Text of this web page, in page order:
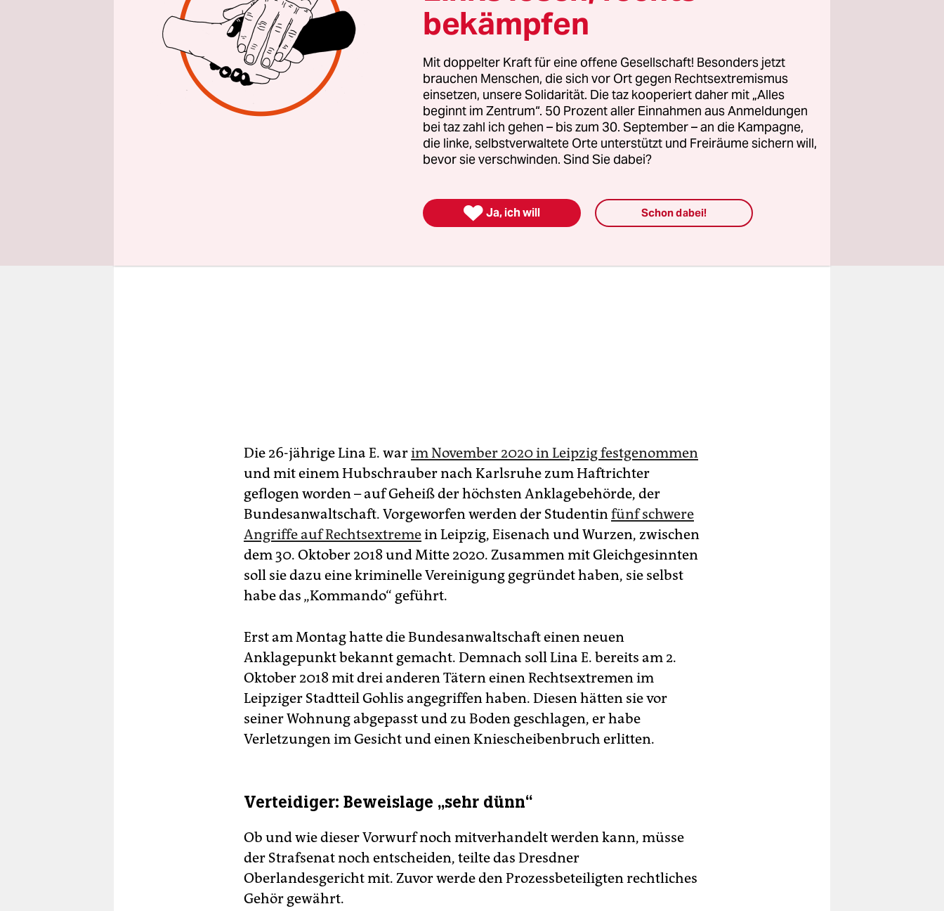
Rechtsextreme vorgeworfen werden. Das teilte das Oberlandesgericht
Dresden am Mittwochnachmittag mit. Die Anklage der
Bundesanwaltschaft sei im Wesentlichen zugelassen worden.
Die RichterInnen stellen sich auf eine schwierige Verhandlung ein:
Anberaumt sind Termine bis in den März 2022. Begründet wird dies
mit dem Umfang der Vorwürfe und deren Nachweis. Geständnisse der
Angeklagten seien nicht zu erwarten, hieß es in Justizkreisen.
Die 26-jährige Lina E. warim November 2020 in Leipzig festgenommen
und mit einem Hubschrauber nach Karlsruhe zum Haftrichter
geflogen worden – auf Geheiß der höchsten Anklagebehörde, der
Bundesanwaltschaft. Vorgeworfen werden der Studentinfünf schwere
Angriffe auf Rechtsextremein Leipzig, Eisenach und Wurzen, zwischen
dem 30. Oktober 2018 und Mitte 2020. Zusammen mit Gleichgesinnten
soll sie dazu eine kriminelle Vereinigung gegründet haben, sie selbst
habe das „Kommando“ geführt.
Erst am Montag hatte die Bundesanwaltschaft einen neuen
Anklagepunkt bekannt gemacht. Demnach soll Lina E. bereits am 2.
Oktober 2018 mit drei anderen Tätern einen Rechtsextremen im
Leipziger Stadtteil Gohlis angegriffen haben. Diesen hätten sie vor
seiner Wohnung abgepasst und zu Boden geschlagen, er habe
Verletzungen im Gesicht und einen Kniescheibenbruch erlitten.
Verteidiger: Beweislage „sehr dünn“
Ob und wie dieser Vorwurf noch mitverhandelt werden kann, müsse
der Strafsenat noch entscheiden, teilte das Dresdner
Oberlandesgericht mit. Zuvor werde den Prozessbeteiligten rechtliches
Gehör gewährt.
bekämpfen
Mit doppelter Kraft für eine offene Gesellschaft! Besonders jetzt
brauchen Menschen, die sich vor Ort gegen Rechtsextremismus
einsetzen, unsere Solidarität. Die taz kooperiert daher mit „Alles
beginnt im Zentrum“. 50 Prozent aller Einnahmen aus Anmeldungen
bei taz zahl ich gehen – bis zum 30. September – an die Kampagne,
die linke, selbstverwaltete Orte unterstützt und Freiräume sichern will,
bevor sie verschwinden. Sind Sie dabei?
 Ja, ich will Schon dabei!